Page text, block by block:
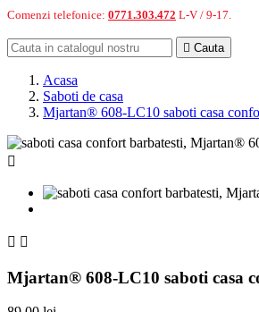
Comenzi telefonice: 0771.303.472 L-V / 9-17.
 Cauta
Acasa
Saboti de casa
Mjartan® 608-LC10 saboti casa

 
Mjartan® 608-LC10 saboti casa